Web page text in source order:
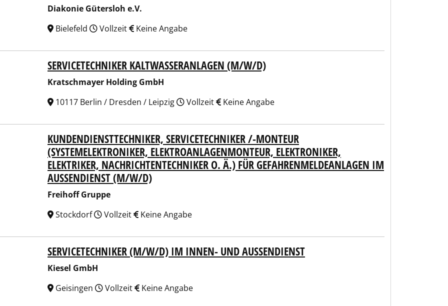
Diakonie Gütersloh e.V.
Bielefeld
Vollzeit Keine Angabe
Holding GmbH
SERVICETECHNIKER KALTWASSERANLAGEN (M/W/D)
Kratschmayer Holding GmbH
10117 Berlin / Dresden / Leipzig
Vollzeit Keine Angabe
KUNDENDIENSTTECHNIKER, SERVICETECHNIKER /-MONTEUR
(SYSTEMELEKTRONIKER, ELEKTROANLAGENMONTEUR, ELEKTRONIKER,
ELEKTRIKER, NACHRICHTENTECHNIKER O. Ä.) FÜR GEFAHRENMELDEANLAGEN IM
AUSSENDIENST (M/W/D)
Freihoff Gruppe
Stockdorf
Vollzeit Keine Angabe
SERVICETECHNIKER (M/W/D) IM INNEN- UND AUSSENDIENST
Kiesel GmbH
Geisingen
Vollzeit Keine Angabe